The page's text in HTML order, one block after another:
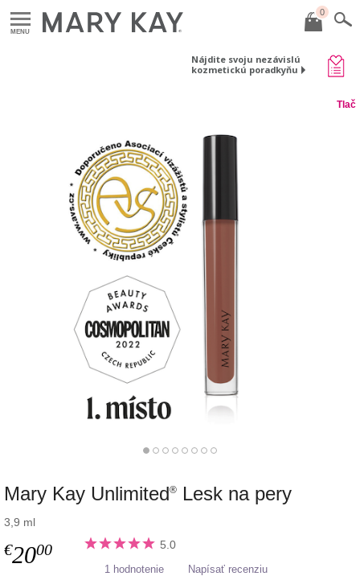
MENU
0
Nájdite svoju nezávislú
kozmetickú poradkyňu
Tlač
Mary Kay Unlimited® Lesk na pery
3,9 ml
€2000 5.0
1 hodnotenie Napísať recenziu